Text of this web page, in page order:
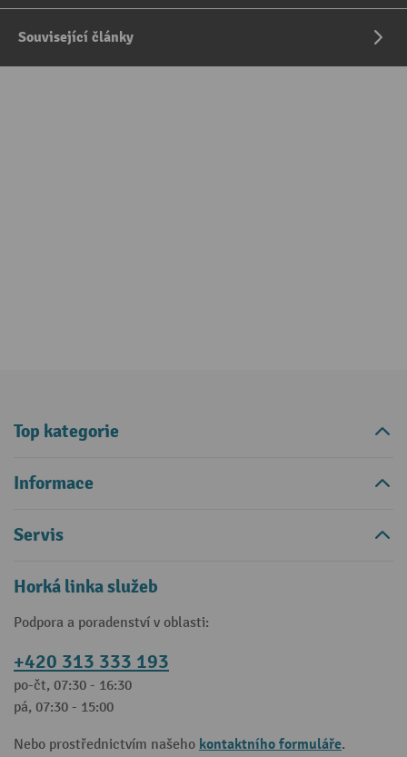
Související články
Top kategorie
Informace
Servis
Horká linka služeb
Podpora a poradenství v oblasti:
+420 313 333 193
po-čt, 07:30 - 16:30
pá, 07:30 - 15:00
Nebo prostřednictvím našeho kontaktního formuláře.